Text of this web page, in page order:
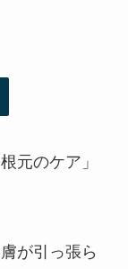
元のケア」
が引っ張ら